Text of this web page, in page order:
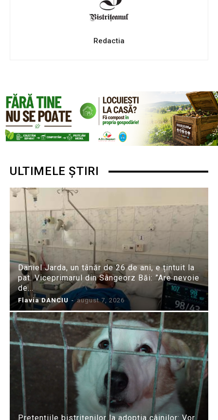
Redactia
ULTIMELE ȘTIRI
Daniel Jarda, un tânăr de 26 de ani, e țintuit la
pat. Viceprimarul din Sângeorz Băi: ”Are nevoie
de...
Flavia DANCIU - august 7, 2026
Pretențiile bistrițenilor la adopția câinilor: Vor